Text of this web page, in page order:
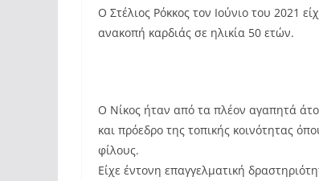
O Στέλιος Ρόκκος τον Ιούνιο του 2021
ανακοπή καρδιάς σε ηλικία 50 ετών.
Ο Νίκος ήταν από τα πλέον αγαπητά
και πρόεδρο της τοπικής κοινότητας
φίλους.
Είχε έντονη επαγγελματική